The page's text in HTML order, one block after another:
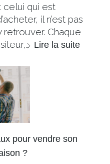
celui qui est
il n’est pas
retrouver. Chaque
Lire la suite
pour vendre son
?